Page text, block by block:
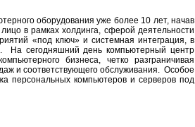
оборудования уже более 10 лет, начав
в рамках холдинга, сферой деятельности
«под ключ» и системная интеграция, в
На сегодняшний день компьютерный центр
бизнеса, четко разграничивая
и соответствующего обслуживания. Особое
персональных компьютеров и серверов под